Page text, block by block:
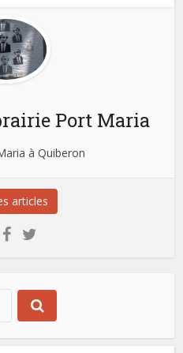
Port Maria
à Quiberon
articles